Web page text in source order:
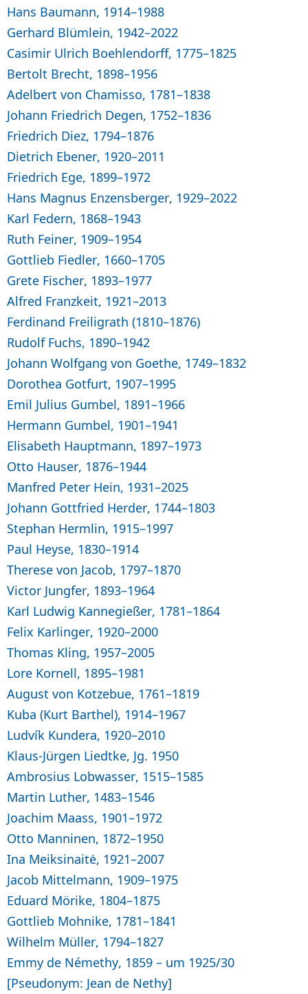
Hans Baumann, 1914–1988
Gerhard Blümlein, 1942–2022
Casimir Ulrich Boehlendorff, 1775–1825
Bertolt Brecht, 1898–1956
Adelbert von Chamisso, 1781–1838
Johann Friedrich Degen, 1752–1836
Friedrich Diez, 1794–1876
Dietrich Ebener, 1920–2011
Friedrich Ege, 1899–1972
Hans Magnus Enzensberger, 1929–2022
Karl Federn, 1868–1943
Ruth Feiner, 1909–1954
Gottlieb Fiedler, 1660–1705
Grete Fischer, 1893–1977
Alfred Franzkeit, 1921–2013
Ferdinand Freiligrath (1810–1876)
Rudolf Fuchs, 1890–1942
Johann Wolfgang von Goethe, 1749–1832
Dorothea Gotfurt, 1907–1995
Emil Julius Gumbel, 1891–1966
Hermann Gumbel, 1901–1941
Elisabeth Hauptmann, 1897–1973
Otto Hauser, 1876–1944
Manfred Peter Hein, 1931–2025
Johann Gottfried Herder, 1744–1803
Stephan Hermlin, 1915–1997
Paul Heyse, 1830–1914
Therese von Jacob, 1797–1870
Victor Jungfer, 1893–1964
Karl Ludwig Kannegießer, 1781–1864
Felix Karlinger, 1920–2000
Thomas Kling, 1957–2005
Lore Kornell, 1895–1981
August von Kotzebue, 1761–1819
Kuba (Kurt Barthel), 1914–1967
Ludvík Kundera, 1920–2010
Klaus-Jürgen Liedtke, Jg. 1950
Ambrosius Lobwasser, 1515–1585
Martin Luther, 1483–1546
Joachim Maass, 1901–1972
Otto Manninen, 1872–1950
Ina Meiksinaitė, 1921–2007
Jacob Mittelmann, 1909–1975
Eduard Mörike, 1804–1875
Gottlieb Mohnike, 1781–1841
Wilhelm Müller, 1794–1827
Emmy de Némethy, 1859 – um 1925/30
[Pseudonym: Jean de Nethy]